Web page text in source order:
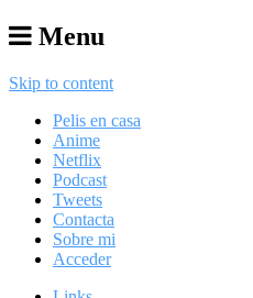
Menu
Skip to content
Pelis en casa
Anime
Netflix
Podcast
Tweets
Contacta
Sobre mi
Acceder